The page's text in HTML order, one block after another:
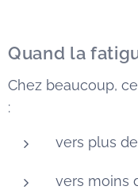
Quand la
Chez beaucoup,
:
vers plus
vers moins